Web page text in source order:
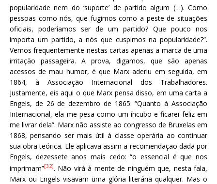
popularidade nem do ‘suporte’ de partido algum (…). Como
pessoas como nós, que fugimos como a peste de situações
oficiais, poderíamos ser de um partido? Que pouco nos
importa um partido, a nós que cuspimos na popularidade?”.
Vemos frequentemente nestas cartas apenas a marca de uma
irritação passageira. A prova, digamos, que são apenas
acessos de mau humor, é que Marx aderiu em seguida, em
1864, à Associação Internacional dos Trabalhadores.
Justamente, eis aqui o que Marx pensa disso, em uma carta a
Engels, de 26 de dezembro de 1865: “Quanto à Associação
Internacional, ela me pesa como um íncubo e ficarei feliz em
me livrar dela”. Marx não assiste ao congresso de Bruxelas em
1868, pensando ser mais útil à classe operária ao continuar
sua obra teórica. Ele aplicava assim a recomendação dada por
Engels, dezessete anos mais cedo: “o essencial é que nos
imprimam”[32]. Não virá à mente de ninguém que, nesta fala,
Marx ou Engels visavam uma glória literária qualquer. Mas o